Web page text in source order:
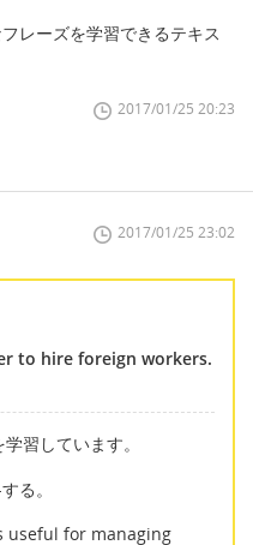
レーズを学習できるテキス
2017/01/25 20:23
2017/01/25 23:02
to hire foreign workers.
習しています。
る。
useful for managing